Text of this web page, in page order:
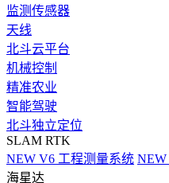
监测传感器
天线
北斗云平台
机械控制
精准农业
智能驾驶
北斗独立定位
SLAM RTK
NEW V6 工程测量系统 NEW
海星达